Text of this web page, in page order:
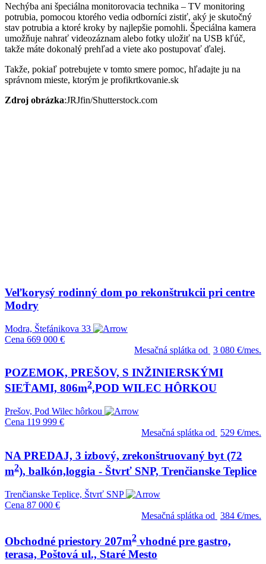
Nechýba ani špeciálna monitorovacia technika – TV monitoring
potrubia, pomocou ktorého vedia odborníci zistiť, aký je skutočný
stav potrubia a ktoré kroky by najlepšie pomohli. Špeciálna kamera
umožňuje nahrať videozáznam alebo fotky uložiť na USB kľúč,
takže máte dokonalý prehľad a viete ako postupovať ďalej.
Takže, pokiaľ potrebujete v tomto smere pomoc, hľadajte ju na
správnom mieste, ktorým je profikrtkovanie.sk
Zdroj obrázka:JRJfin/Shutterstock.com
Veľkorysý rodinný dom po rekonštrukcii pri centre
Modry
Modra, Štefánikova 33
Cena 669 000 €
Mesačná splátka od 3 080 €/mes.
POZEMOK, PREŠOV, S INŽINIERSKÝMI
SIEŤAMI, 806m2,POD WILEC HÔRKOU
Prešov, Pod Wilec hôrkou
Cena 119 999 €
Mesačná splátka od
529 €/mes.
NA PREDAJ, 3 izbový, zrekonštruovaný byt (72
m2), balkón,loggia - Štvrť SNP, Trenčianske Teplice
Trenčianske Teplice, Štvrť SNP
Cena 87 000 €
Mesačná splátka od 384 €/mes.
Obchodné priestory 207m2 vhodné pre gastro,
terasa, Poštová ul., Staré Mesto